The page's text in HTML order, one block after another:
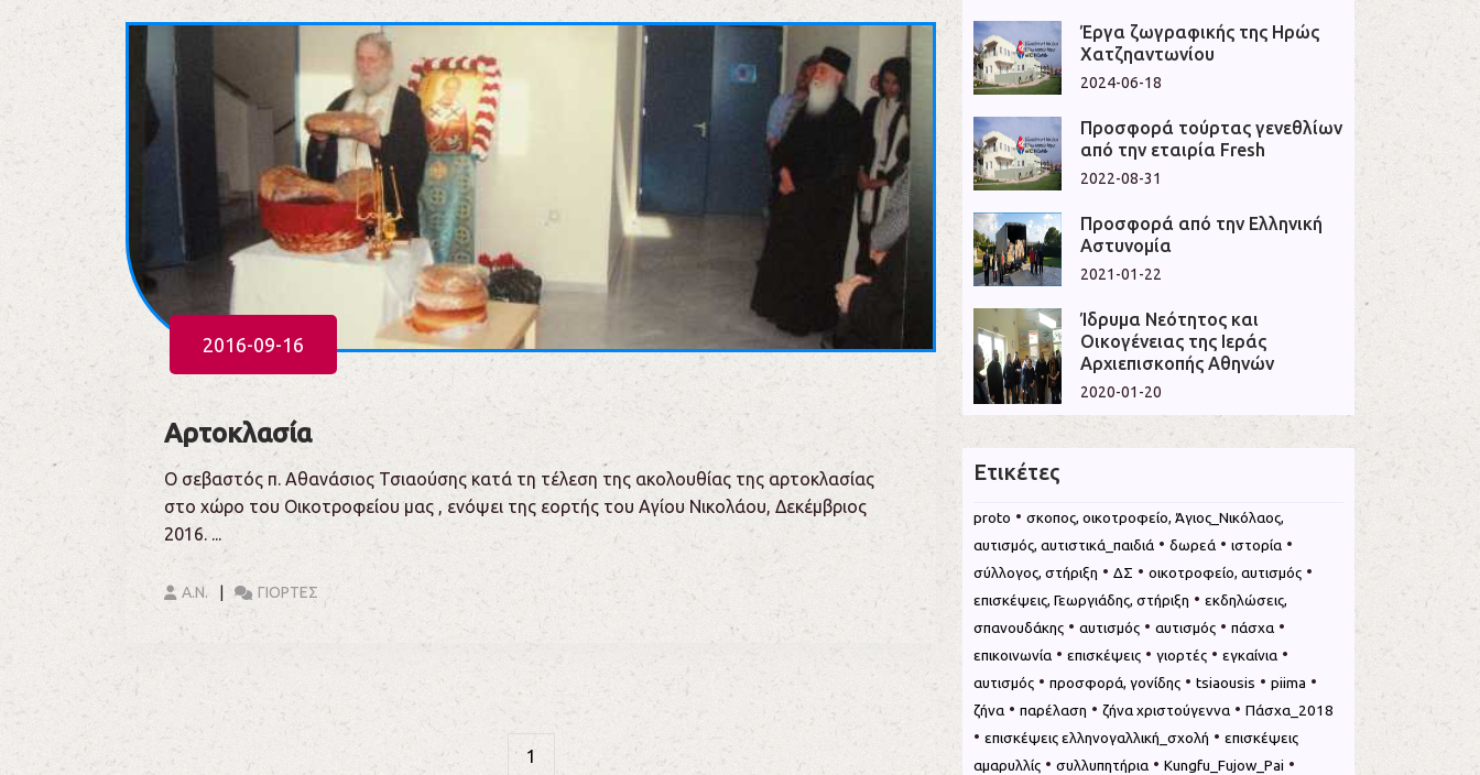
2016-09-16
Αρτοκλασία
Ο σεβαστός π. Αθανάσιος Τσιαούσης κατά τη τέλεση της ακολουθίας της αρτοκλασίας
στο χώρο του Οικοτροφείου μας , ενόψει της εορτής του Αγίου Νικολάου, Δεκέμβριος
2016. ...
Α.Ν. ΓΙΟΡΤΕΣ
1
Έργα ζωγραφικής της Ηρώς
Χατζηαντωνίου
2024-06-18
Προσφορά τούρτας γενεθλίων
από την εταιρία Fresh
2022-08-31
Προσφορά από την Ελληνική
Αστυνομία
2021-01-22
Ίδρυμα Νεότητος και
Οικογένειας της Ιεράς
Αρχιεπισκοπής Αθηνών
2020-01-20
Ετικέτες
proto • σκοπος, οικοτροφείο, Άγιος_Νικόλαος,
αυτισμός, αυτιστικά_παιδιά • δωρεά • ιστορία •
σύλλογος, στήριξη • ΔΣ • οικοτροφείο, αυτισμός •
επισκέψεις, Γεωργιάδης, στήριξη • εκδηλώσεις,
σπανουδάκης • αυτισμός • αυτισμός • πάσχα •
επικοινωνία • επισκέψεις • γιορτές • εγκαίνια •
αυτισμός • προσφορά, γονίδης • tsiaousis • piima •
ζήνα • παρέλαση • ζήνα χριστούγεννα • Πάσχα_2018
• επισκέψεις ελληνογαλλική_σχολή • επισκέψεις
αμαρυλλίς • συλλυπητήρια • Kungfu_Fujow_Pai •